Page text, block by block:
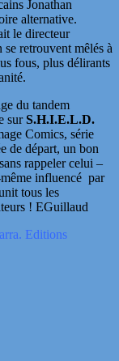
Jonathan
alternative.
le directeur
retrouvent mêlés à
fous, plus délirants
du tandem
surS.H.I.E.L.D.
Comics, série
de départ, un bon
rappeler celui –
influencé par
tous les
! EGuillaud
Editions